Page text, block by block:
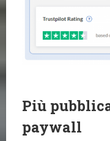
Più
paywall